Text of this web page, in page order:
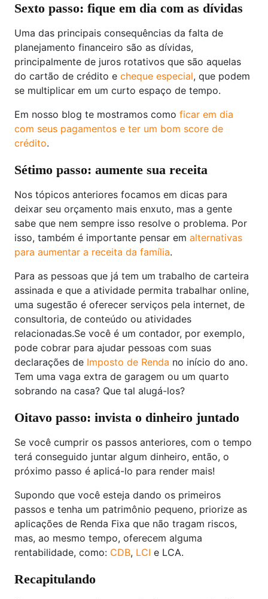
Sexto passo: fique em dia com as dívidas
Uma das principais consequências da falta de
planejamento financeiro são as dívidas,
principalmente de juros rotativos que são aquelas
do cartão de crédito e cheque especial, que podem
se multiplicar em um curto espaço de tempo.
Em nosso blog te mostramos como ficar em dia
com seus pagamentos e ter um bom score de
crédito.
Sétimo passo: aumente sua receita
Nos tópicos anteriores focamos em dicas para
deixar seu orçamento mais enxuto, mas a gente
sabe que nem sempre isso resolve o problema. Por
isso, também é importante pensar em alternativas
para aumentar a receita da família.
Para as pessoas que já tem um trabalho de carteira
assinada e que a atividade permita trabalhar online,
uma sugestão é oferecer serviços pela internet, de
consultoria, de conteúdo ou atividades
relacionadas.Se você é um contador, por exemplo,
pode cobrar para ajudar pessoas com suas
declarações de Imposto de Renda no início do ano.
Tem uma vaga extra de garagem ou um quarto
sobrando na casa? Que tal alugá-los?
Oitavo passo: invista o dinheiro juntado
Se você cumprir os passos anteriores, com o tempo
terá conseguido juntar algum dinheiro, então, o
próximo passo é aplicá-lo para render mais!
Supondo que você esteja dando os primeiros
passos e tenha um patrimônio pequeno, priorize as
aplicações de Renda Fixa que não tragam riscos,
mas, ao mesmo tempo, oferecem alguma
rentabilidade, como: CDB, LCI e LCA.
Recapitulando